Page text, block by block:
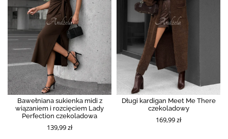
Bawełniana sukienka midi z
wiązaniem i rozcięciem Lady
Perfection czekoladowa
139,99 zł
Długi kardigan Meet Me There
czekoladowy
169,99 zł